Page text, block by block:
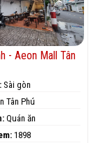
- Aeon Mall Tân
Sài gòn
Tân Phú
Quán ăn
1898